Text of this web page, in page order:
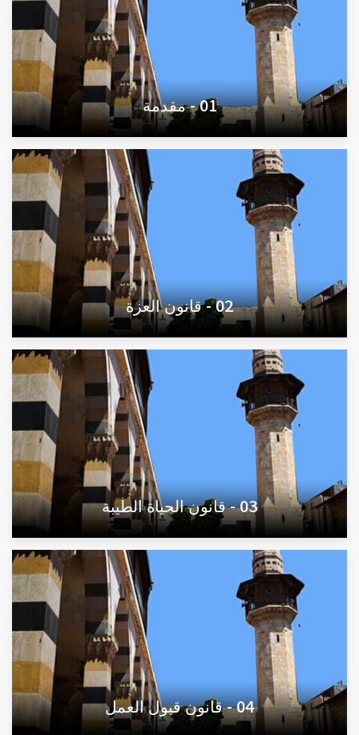
01 - مقدمة
02 - قانون العزة
03 - قانون الحياة الطيبة
04 - قانون قبول العمل